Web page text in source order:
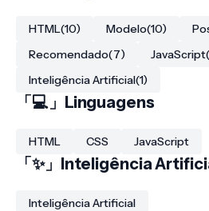
HTML(10) Modelo(10)
Recomendado(7) JavaScript
Inteligência Artificial(1)
「💻」Linguagens
HTML CSS JavaScript
「✨」Inteligência
Inteligência Artificial